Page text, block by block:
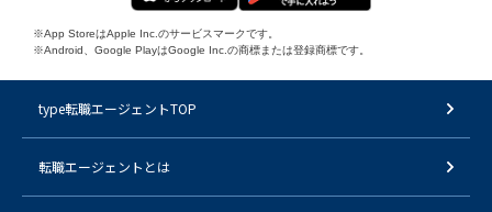
※App StoreはApple Inc.のサービスマークです。
※Android、Google PlayはGoogle Inc.の商標または登録商標です。
type転職エージェントTOP
転職エージェントとは